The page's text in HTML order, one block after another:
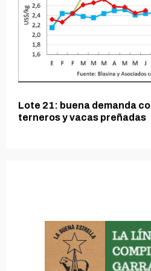
Lote 21: buena demanda
terneros y vacas preñadas